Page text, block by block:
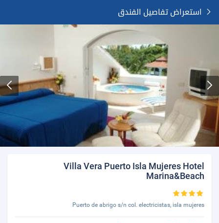
استعراض تفاصيل الفندق
Villa Vera Puerto Isla Mujeres Hotel
Marina&Beach
Puerto de abrigo s/n col. electricistas, isla mujeres